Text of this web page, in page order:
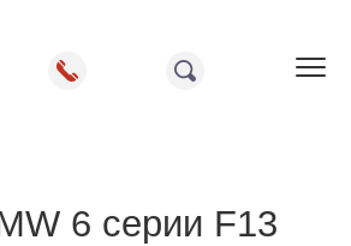
6 серии F13